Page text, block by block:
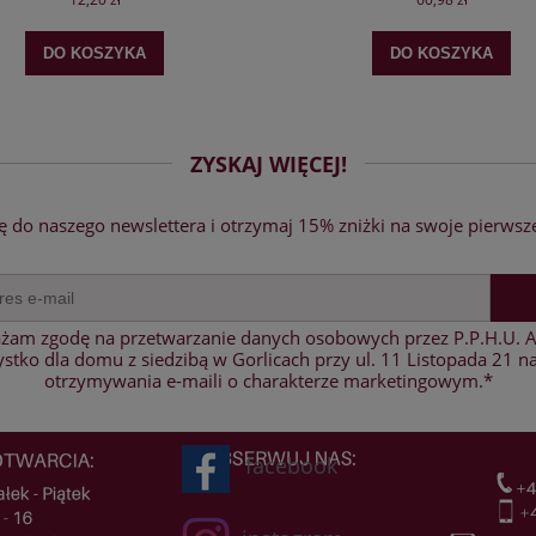
DO KOSZYKA DO KOSZYKA
ZYSKAJ WIĘCEJ!
do naszego newslettera i otrzymaj 15% zniżki na swoje
zgodę na przetwarzanie danych osobowych przez P.P.H.U.
dla domu z siedzibą w Gorlicach przy ul. 11 Listopada 21
otrzymywania e-maili o charakterze marketingowym.*
facebook